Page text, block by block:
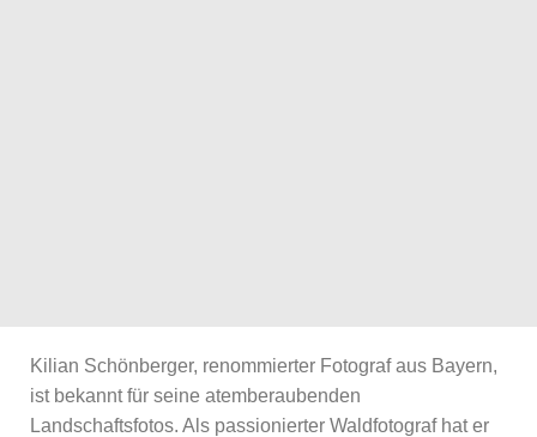
Kilian Schönberger, renommierter Fotograf aus Bayern,
ist bekannt für seine atemberaubenden
Landschaftsfotos. Als passionierter Waldfotograf hat er